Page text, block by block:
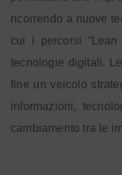
ricorrendo a nuove
cui i percorsi
tecnologie digitali. L
fine un veicolo
informazioni,
cambiamento tra le